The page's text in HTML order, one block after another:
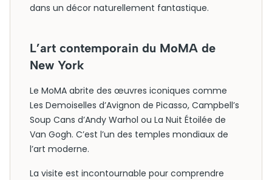
dans un décor naturellement fantastique.
L’art contemporain du MoMA de
New York
Le MoMA abrite des œuvres iconiques comme
Les Demoiselles d’Avignon de Picasso, Campbell’s
Soup Cans d’Andy Warhol ou La Nuit Étoilée de
Van Gogh. C’est l’un des temples mondiaux de
l’art moderne.
La visite est incontournable pour comprendre